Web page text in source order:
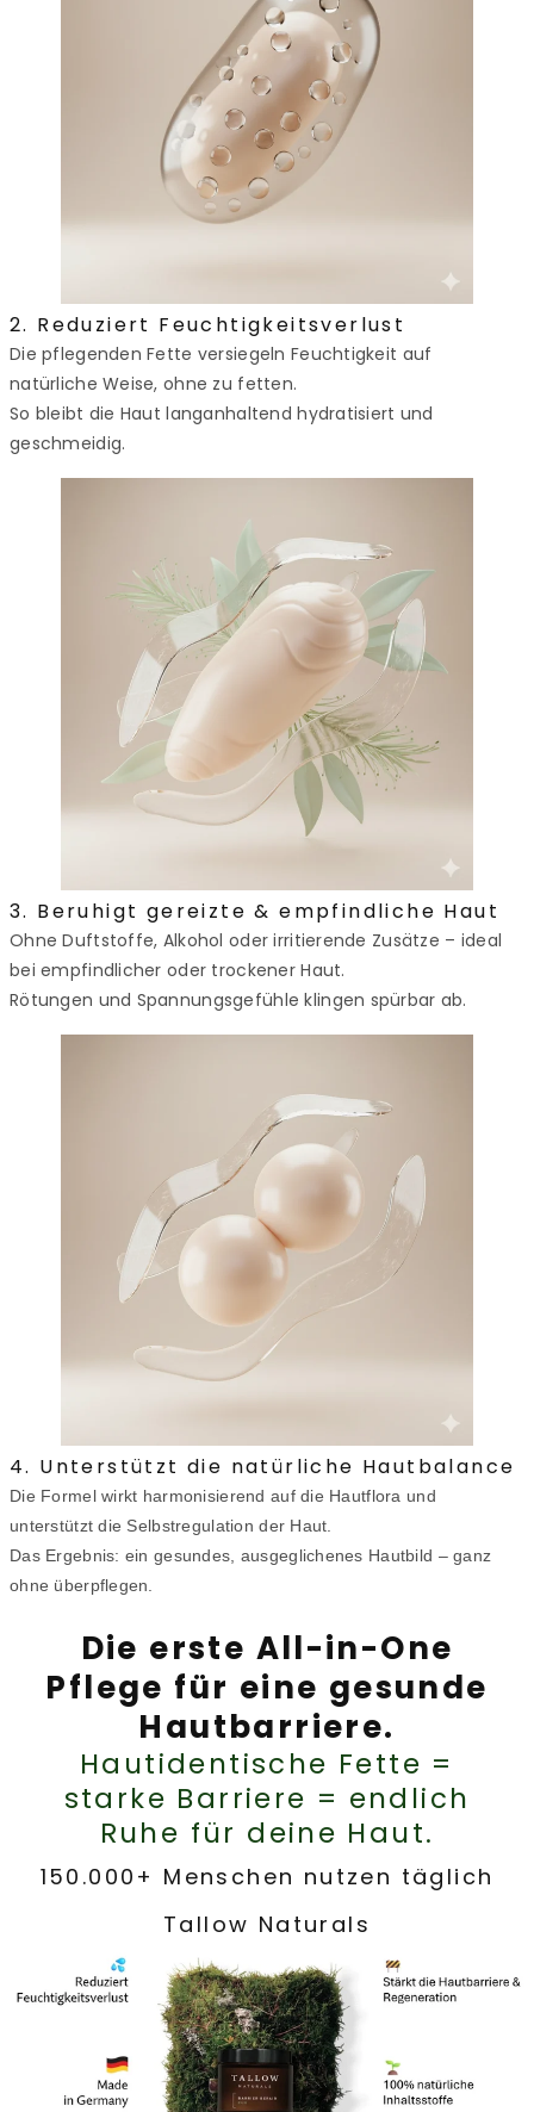
2. Reduziert Feuchtigkeitsverlust
Die pflegenden Fette versiegeln Feuchtigkeit auf
natürliche Weise, ohne zu fetten.
So bleibt die Haut langanhaltend hydratisiert und
geschmeidig.
3. Beruhigt gereizte & empfindliche Haut
Ohne Duftstoffe, Alkohol oder irritierende Zusätze – ideal
bei empfindlicher oder trockener Haut.
Rötungen und Spannungsgefühle klingen spürbar ab.
4. Unterstützt die natürliche Hautbalance
Die Formel wirkt harmonisierend auf die Hautflora und
unterstützt die Selbstregulation der Haut.
Das Ergebnis: ein gesundes, ausgeglichenes Hautbild – ganz
ohne überpflegen.
Die erste All-in-One
Pflege für eine gesunde
Hautbarriere.
Hautidentische Fette =
starke Barriere = endlich
Ruhe für deine Haut.
150.000+ Menschen nutzen täglich
Tallow Naturals